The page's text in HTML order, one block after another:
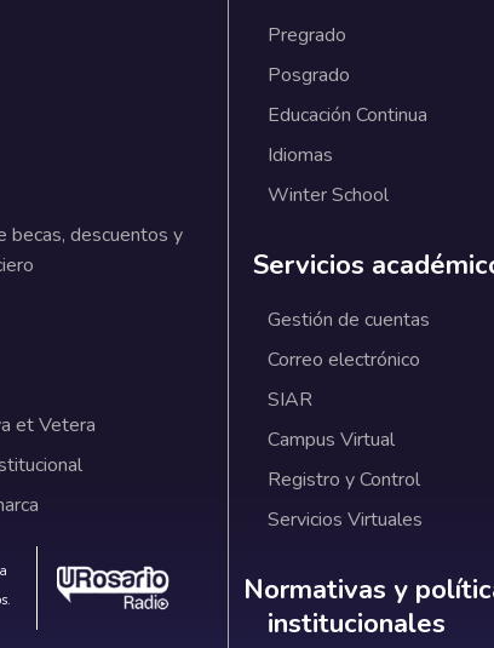
becas, descuentos y
et Vetera
Pregrado
Posgrado
Educación Continua
Idiomas
Winter School
Servicios
Gestión de cuentas
Correo electrónico
SIAR
Campus Virtual
Registro y Control
Servicios Virtuales
Normativas y
Normativas y
institucionales